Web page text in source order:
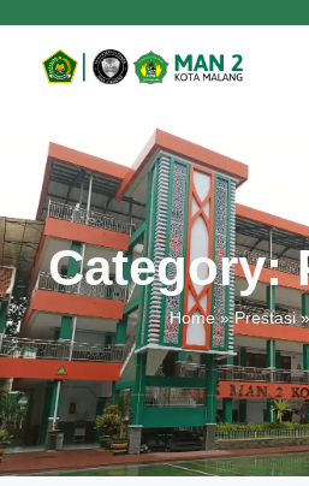
Category:
Home»Prestasi